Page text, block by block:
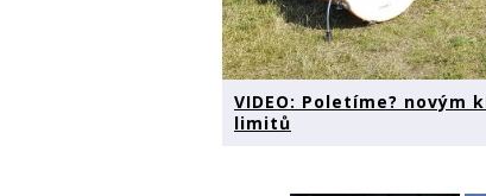
VIDEO: Poletíme?
limitů